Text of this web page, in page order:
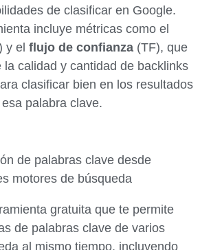
de clasificar en Google.
incluye métricas como el
y el flujo de confianza (TF), que
la calidad y cantidad de backlinks
clasificar bien en los resultados
palabra clave.
gratuita que te permite
de palabras clave de varios
al mismo tiempo, incluyendo